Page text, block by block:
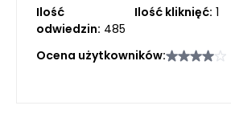
Ilość
odwiedzin: 485
Ilość kliknięć: 1
Ocena użytkowników: